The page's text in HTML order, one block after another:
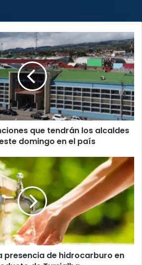
que tendrán los alcaldes
domingo en el país
presencia de hidrocarburo en